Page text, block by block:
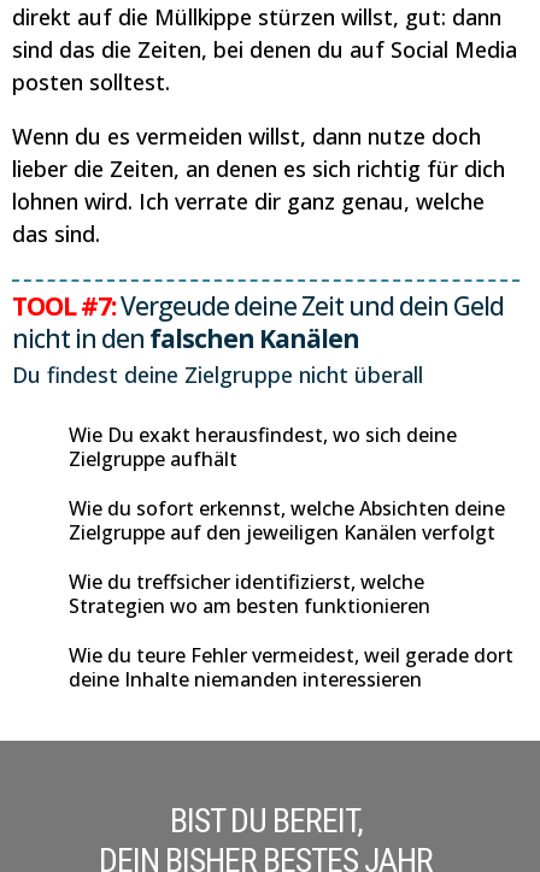
direkt auf die Müllkippe stürzen willst, gut: dann
sind das die Zeiten, bei denen du auf Social Media
posten solltest.
Wenn du es vermeiden willst, dann nutze doch
lieber die Zeiten, an denen es sich richtig für dich
lohnen wird. Ich verrate dir ganz genau, welche
das sind.
TOOL #7:Vergeude deine Zeit und dein Geld
nicht in den falschen Kanälen
Du findest deine Zielgruppe nicht überall
Wie Du exakt herausfindest, wo sich deine
Zielgruppe aufhält
Wie du sofort erkennst, welche Absichten deine
Zielgruppe auf den jeweiligen Kanälen verfolgt
Wie du treffsicher identifizierst, welche
Strategien wo am besten funktionieren
Wie du teure Fehler vermeidest, weil gerade dort
deine Inhalte niemanden interessieren
BIST DU BEREIT,
DEIN BISHER BESTES JAHR